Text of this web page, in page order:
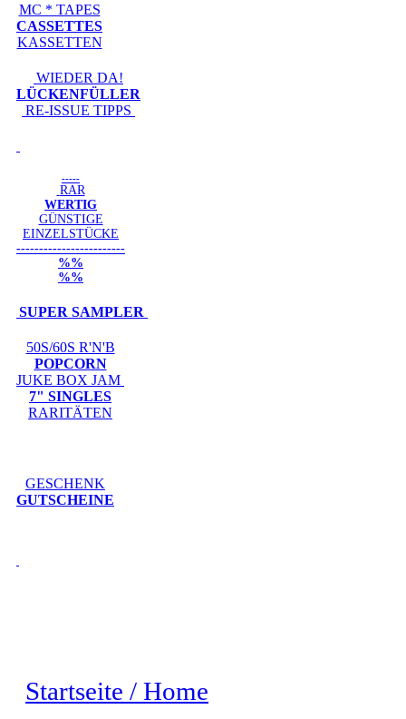
MC * TAPES
CASSETTES
KASSETTEN
WIEDER DA!
LÜCKENFÜLLER
RE-ISSUE TIPPS
-----
RAR
WERTIG
GÜNSTIGE
EINZELSTÜCKE
------------------------
%%
%%
SUPER SAMPLER
50S/60S R'N'B
POPCORN
JUKE BOX JAM
7" SINGLES
RARITÄTEN
GESCHENK
GUTSCHEINE
Startseite / Home